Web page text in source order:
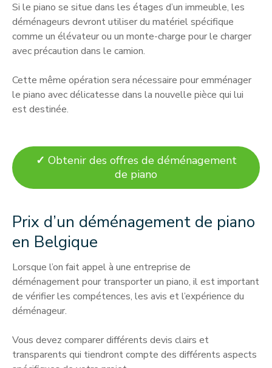
Si le piano se situe dans les étages d’un immeuble, les
déménageurs devront utiliser du matériel spécifique
comme un élévateur ou un monte-charge pour le charger
avec précaution dans le camion.
Cette même opération sera nécessaire pour emménager
le piano avec délicatesse dans la nouvelle pièce qui lui
est destinée.
✓ Obtenir des offres de déménagement
de piano
Prix d’un déménagement de piano
en Belgique
Lorsque l’on fait appel à une entreprise de
déménagement pour transporter un piano, il est important
de vérifier les compétences, les avis et l’expérience du
déménageur.
Vous devez comparer différents devis clairs et
transparents qui tiendront compte des différents aspects